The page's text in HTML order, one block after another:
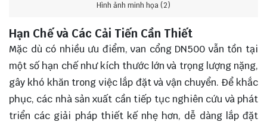
Hình ảnh minh họa (2)
Hạn Chế và Các Cải Tiến Cần Thiết
Mặc dù có nhiều ưu điểm, van cổng DN500 vẫn tồn tại
một số hạn chế như kích thước lớn và trọng lượng nặng,
gây khó khăn trong việc lắp đặt và vận chuyển. Để khắc
phục, các nhà sản xuất cần tiếp tục nghiên cứu và phát
triển các giải pháp thiết kế nhẹ hơn, dễ dàng lắp đặt